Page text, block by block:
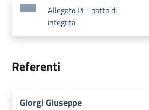
Allegato PI - patto di
integrità
Referenti
Giorgi Giuseppe